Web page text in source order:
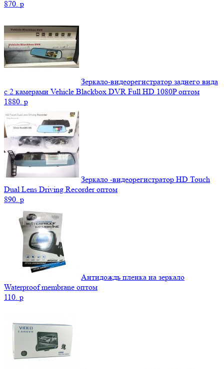
870. p
Зеркало-видеорегистратор заднего вида
с 2 камерами Vehicle Blackbox DVR Full HD 1080P оптом
1880. p
Зеркало -видеорегистратор HD Touch
Dual Lens Driving Recorder оптом
890. p
Антидождь пленка на зеркало
Waterproof membrane оптом
110. p